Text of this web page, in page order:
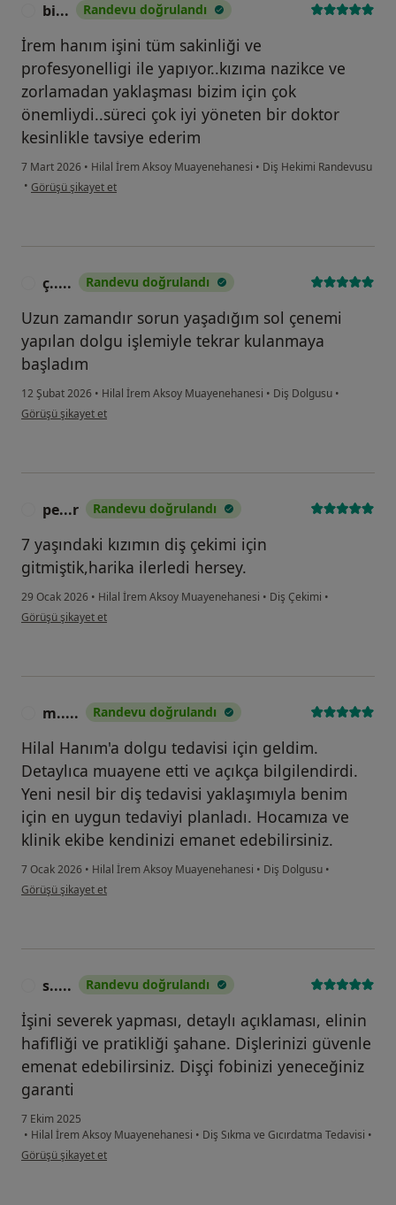
bi... Randevu doğrulandı
İrem hanım işini tüm sakinliği ve
profesyonelligi ile yapıyor..kızıma nazikce ve
zorlamadan yaklaşması bizim için çok
önemliydi..süreci çok iyi yöneten bir doktor
kesinlikle tavsiye ederim
7 Mart 2026 • Hilal İrem Aksoy Muayenehanesi • Diş Hekimi Randevusu
• kullanıcının görüşüne göre bi...
Görüşü şikayet et
ç..... Randevu doğrulandı
Uzun zamandır sorun yaşadığım sol çenemi
yapılan dolgu işlemiyle tekrar kulanmaya
başladım
12 Şubat 2026 • Hilal İrem Aksoy Muayenehanesi • Diş Dolgusu •
kullanıcının görüşüne göre ç.....
Görüşü şikayet et
pe...r Randevu doğrulandı
7 yaşındaki kızımın diş çekimi için
gitmiştik,harika ilerledi hersey.
29 Ocak 2026 • Hilal İrem Aksoy Muayenehanesi • Diş Çekimi •
kullanıcının görüşüne göre pe...r
Görüşü şikayet et
m..... Randevu doğrulandı
Hilal Hanım'a dolgu tedavisi için geldim.
Detaylıca muayene etti ve açıkça bilgilendirdi.
Yeni nesil bir diş tedavisi yaklaşımıyla benim
için en uygun tedaviyi planladı. Hocamıza ve
klinik ekibe kendinizi emanet edebilirsiniz.
7 Ocak 2026 • Hilal İrem Aksoy Muayenehanesi • Diş Dolgusu •
kullanıcının görüşüne göre m.....
Görüşü şikayet et
s..... Randevu doğrulandı
İşini severek yapması, detaylı açıklaması, elinin
hafifliği ve pratikliği şahane. Dişlerinizi güvenle
emenat edebilirsiniz. Dişçi fobinizi yeneceğiniz
garanti
7 Ekim 2025
• Hilal İrem Aksoy Muayenehanesi • Diş Sıkma ve Gıcırdatma Tedavisi •
kullanıcının görüşüne göre s.....
Görüşü şikayet et